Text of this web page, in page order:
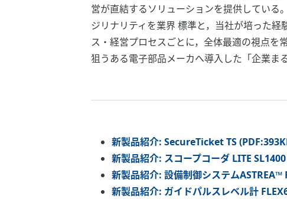
営が直結するソリューションを提供してい
ジリナリティを業界 標準と，当社が培った
ス・経営プロセスごとに，全体最適の視点を
狙うある電子部品メーカへ導入した「企業ま
新製品紹介: SecureTicket TS
新製品紹介: スコープコーダ LITE
新製品紹介: 設備制御システム
新製品紹介: ガイドパルスレベル計